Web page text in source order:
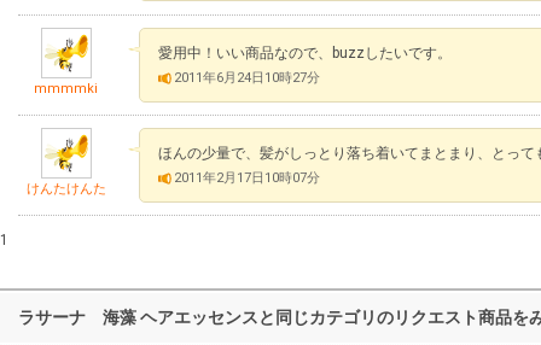
mmmmki
愛用中！いい商品なので、buzzしたいです。
2011年6月24日10時27分
けんたけんた
ほんの少量で、髪がしっとり落ち着いてまとまり、とって
2011年2月17日10時07分
1
ラサーナ 海藻 ヘアエッセンスと同じカテゴリのリクエスト商品を